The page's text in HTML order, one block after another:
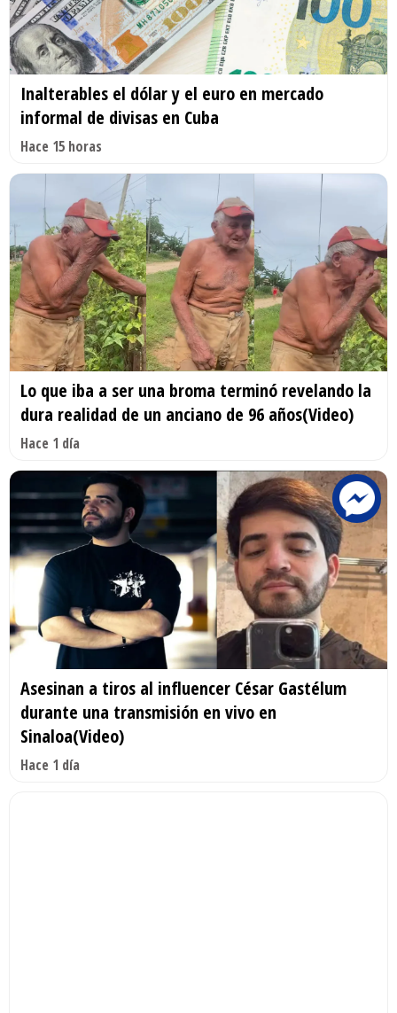
Inalterables el dólar y el euro en mercado
informal de divisas en Cuba
Hace 15 horas
Lo que iba a ser una broma terminó revelando la
dura realidad de un anciano de 96 años(Video)
Hace 1 día
Asesinan a tiros al influencer César Gastélum
durante una transmisión en vivo en
Sinaloa(Video)
Hace 1 día